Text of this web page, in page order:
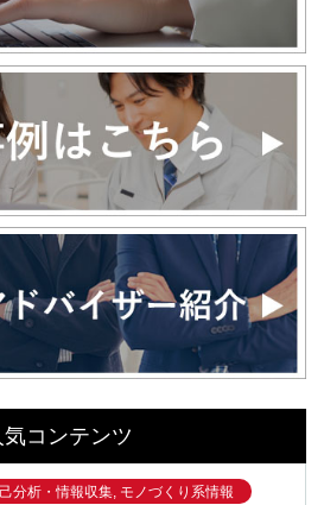
気コンテンツ
分析・情報収集, モノづくり系情報